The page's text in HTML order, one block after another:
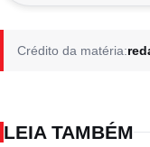
Crédito da matéria:
LEIA TAMBÉM